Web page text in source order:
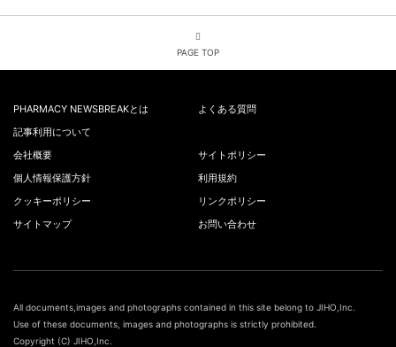
PAGE TOP
PHARMACY NEWSBREAKとは
よくある質問
記事利用について
会社概要
サイトポリシー
個人情報保護方針
利用規約
クッキーポリシー
リンクポリシー
サイトマップ
お問い合わせ
All documents,images and photographs contained in this site belong to JIHO,Inc.
Use of these documents, images and photographs is strictly prohibited.
Copyright (C) JIHO,Inc.